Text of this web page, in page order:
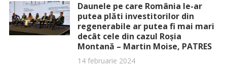
Daunele pe care România le-ar
putea plăti investitorilor din
regenerabile ar putea fi mai mari
decât cele din cazul Roșia
Montană – Martin Moise, PATRES
14 februarie 2024